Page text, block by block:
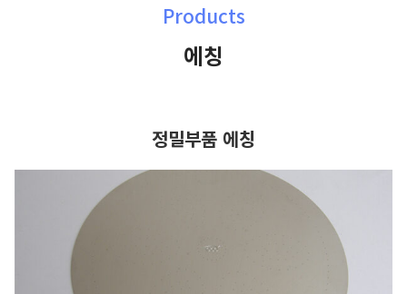
Products
에칭
정밀부품 에칭